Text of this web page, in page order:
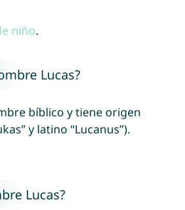
niño.
Lucas?
bíblico y tiene origen
y latino “Lucanus”).
Lucas?